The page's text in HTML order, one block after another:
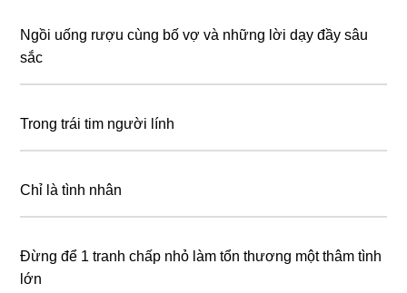
Ngồi uống rượu cùng bố vợ và những lời dạy đầy sâu
sắc
Trong trái tim người lính
Chỉ là tình nhân
Đừng để 1 tranh chấp nhỏ làm tổn thương một thâm tình
lớn